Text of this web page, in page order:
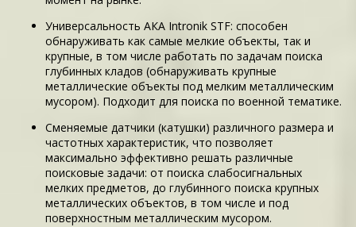
Универсальность АКА Intronik STF: способен
обнаруживать как самые мелкие объекты, так и
крупные, в том числе работать по задачам поиска
глубинных кладов (обнаруживать крупные
металлические объекты под мелким металлическим
мусором). Подходит для поиска по военной тематике.
Сменяемые датчики (катушки) различного размера и
частотных характеристик, что позволяет
максимально эффективно решать различные
поисковые задачи: от поиска слабосигнальных
мелких предметов, до глубинного поиска крупных
металлических объектов, в том числе и под
поверхностным металлическим мусором.